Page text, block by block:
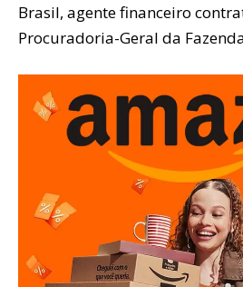
Brasil, agente financeiro
Procuradoria-Geral da